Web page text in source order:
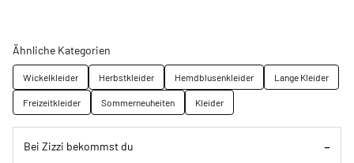
Ähnliche Kategorien
Wickelkleider Herbstkleider Hemdblusenkleider
Lange Kleider
Freizeitkleider
Sommerneuheiten Kleider
Bei Zizzi bekommst du